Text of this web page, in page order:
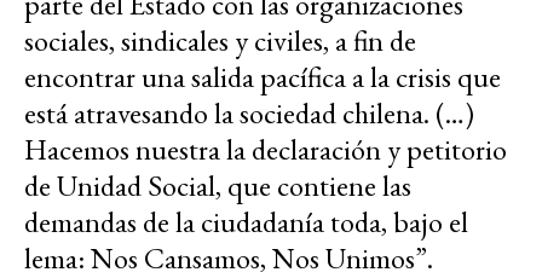
sociales, sindicales y civiles, a fin de
encontrar una salida pacífica a la crisis que
está atravesando la sociedad chilena. (…)
Hacemos nuestra la declaración y petitorio
de Unidad Social, que contiene las
demandas de la ciudadanía toda, bajo el
lema: Nos Cansamos, Nos Unimos”.